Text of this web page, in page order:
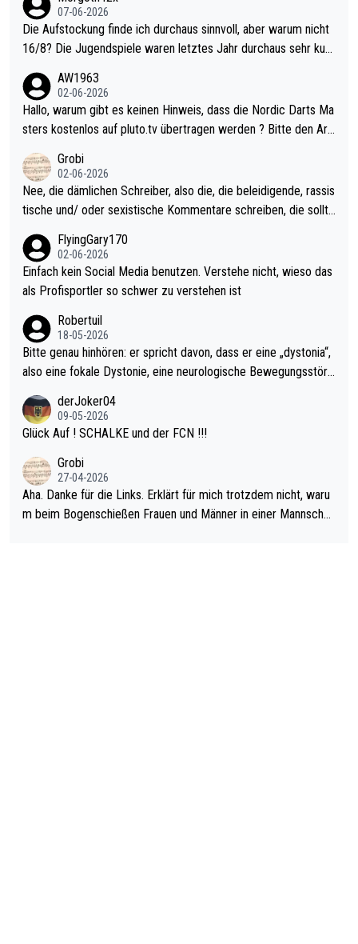
07-06-2026
Die Aufstockung finde ich durchaus sinnvoll, aber warum nicht
16/8? Die Jugendspiele waren letztes Jahr durchaus sehr kurz
Allerdings ist Mitchell Lawrie als Nummer 1 der Welt eh qualifi
ziert. Somit ändert die automatische Qualifikation des Weltmei
sters erstmal nichts. Ich denke sie wollen damit für nächstes J
ohl wenig WDF Turniere spielen. Dies war bei Archie Self letzt
es Jahr der Fall. Er musste als amtierender Weltmeister durch
den Qualifier und ich glaube kaum, dass Mitchel sich das (in Ve
gas) antun würde, wenn er doch eigentlich die PDC-WM als Zi
el hat.
AW1963
02-06-2026
Hallo, warum gibt es keinen Hinweis, dass die Nordic Darts Ma
sters kostenlos auf pluto.tv übertragen werden ? Bitte den Arti
Grobi
02-06-2026
Nee, die dämlichen Schreiber, also die, die beleidigende, rassis
tische und/ oder sexistische Kommentare schreiben, die sollte
s Leben in den Griff kriegen. Nur eins wundert mich: Luke Little
r war doch neulich erst derjenige, der über Social Media GvV p
rovoziert hat. Und Littlers Mutter schießt öfters mal gegen Ric
FlyingGary170
02-06-2026
Einfach kein Social Media benutzen. Verstehe nicht, wieso das
als Profisportler so schwer zu verstehen ist
Robertuil
18-05-2026
Bitte genau hinhören: er spricht davon, dass er eine „dystonia“,
also eine fokale Dystonie, eine neurologische Bewegungsstöru
erden, im Arm hat. Und, dass Medikamente ihm helfen! Ich glau
be immer noch, dass sehr viele der Dartits-Fälle fälschlich psy
diese könnten teils wirksam behandelt werden! Dafür müsste
man nur zum Neurologen und nicht zum Mentaltrainer gehen…
derJoker04
09-05-2026
Glück Auf ! SCHALKE und der FCN !!!
Grobi
27-04-2026
Aha. Danke für die Links. Erklärt für mich trotzdem nicht, waru
m beim Bogenschießen Frauen und Männer in einer Mannschaf